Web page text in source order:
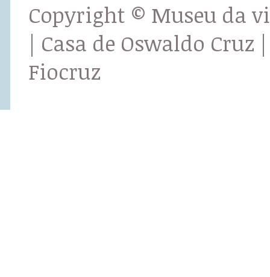
Copyright © Museu da
| Casa de Oswaldo Cruz |
Fiocruz